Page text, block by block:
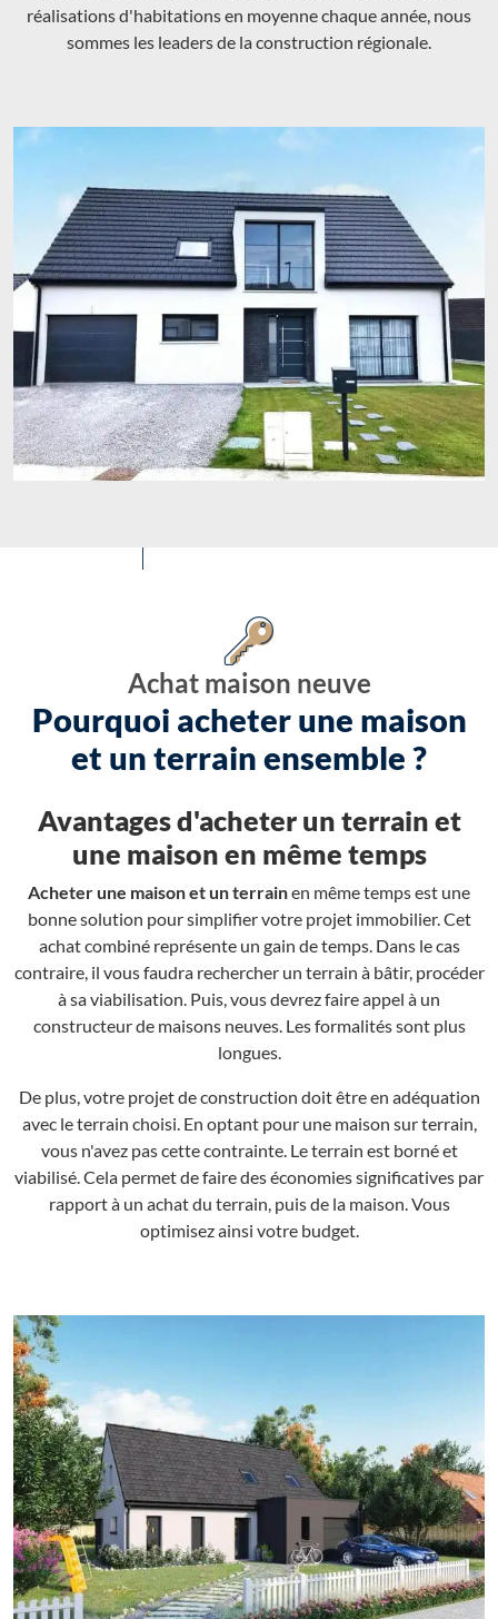
réalisations d'habitations en moyenne chaque année, nous
sommes les leaders de la construction régionale.
Achat maison neuve
Pourquoi acheter une maison
et un terrain ensemble ?
Avantages d'acheter un terrain et
une maison en même temps
Acheter une maison et un terrainen même temps est une
bonne solution pour simplifier votre projet immobilier. Cet
achat combiné représente un gain de temps. Dans le cas
contraire, il vous faudra rechercher un terrain à bâtir, procéder
à sa viabilisation. Puis, vous devrez faire appel à un
constructeur de maisons neuves. Les formalités sont plus
longues.
De plus, votre projet de construction doit être en adéquation
avec le terrain choisi. En optant pour une maison sur terrain,
vous n'avez pas cette contrainte. Le terrain est borné et
viabilisé. Cela permet de faire des économies significatives par
rapport à un achat du terrain, puis de la maison. Vous
optimisez ainsi votre budget.